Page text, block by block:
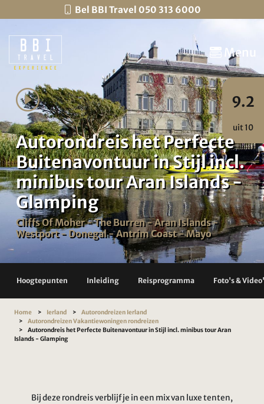
Bel BBI Travel 050 313 6000
Menu
9.2
uit 10
Autorondreis het Perfecte
Buitenavontuur in Stijl incl.
minibus tour Aran Islands -
Glamping
Cliffs Of Moher - The Burren - Aran Islands -
Westport - Donegal - Antrim Coast - Mayo
Hoogtepunten Inleiding Reisprogramma Foto's &
Home Ierland
Autorondreizen Ierland
Autorondreizen Vakantiewoningen rondreizen
Autorondreis het Perfecte Buitenavontuur in Stijl incl. minibus tour Aran
Islands - Glamping
Bij deze rondreis verblijf je in een mix van luxe tenten,